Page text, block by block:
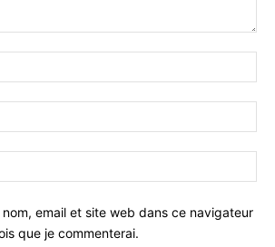
nom, email et site web dans ce navigateur
que je commenterai.